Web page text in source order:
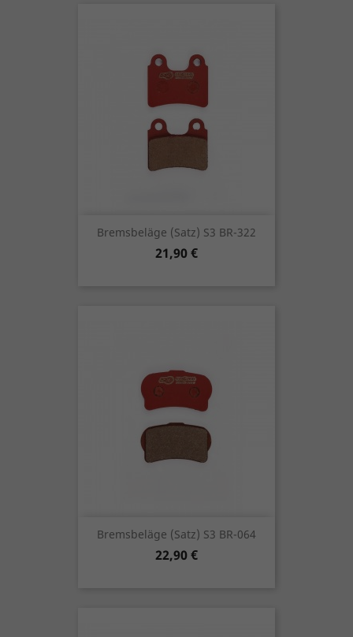
Bremsbeläge (Satz) S3 BR-322
Preis
21,90 €
Bremsbeläge (Satz) S3 BR-064
Preis
22,90 €